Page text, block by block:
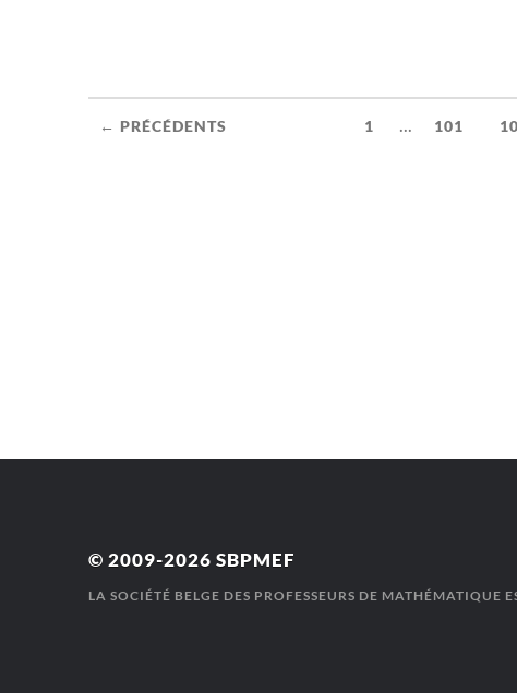
← PRÉCÉDENTS 1 ... 101
© 2009-2026 SBPMEF
LA SOCIÉTÉ BELGE DES PROFESSEURS DE MATHÉMATIQUE